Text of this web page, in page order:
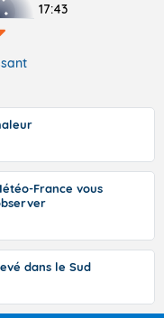
17:43
France vous
dans le Sud